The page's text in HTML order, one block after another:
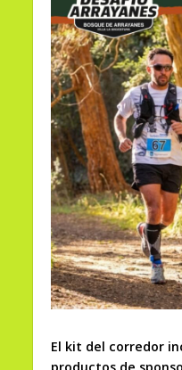
El kit del corredor